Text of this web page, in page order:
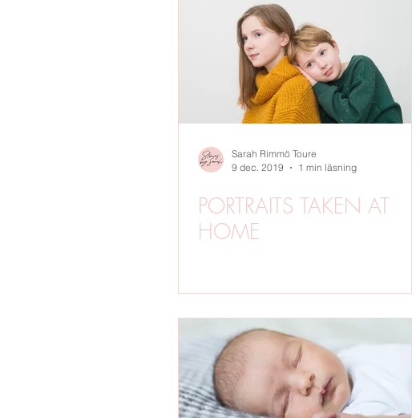
Sarah Rimmö Toure
9 dec. 2019
1 min läsning
PORTRAITS TAKEN AT
HOME